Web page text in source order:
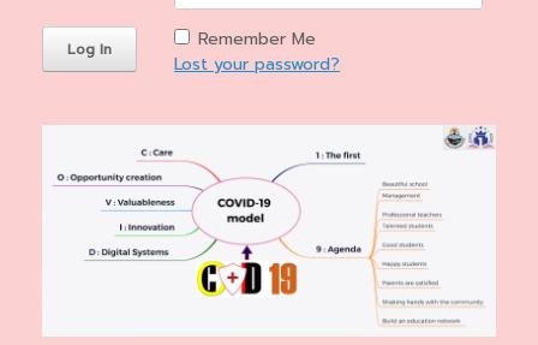
Remember Me
Lost your password?